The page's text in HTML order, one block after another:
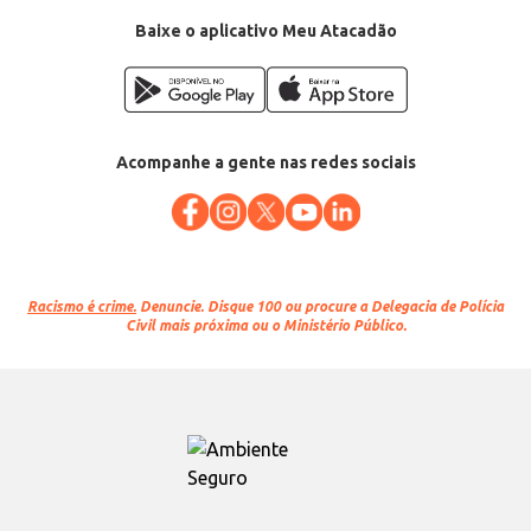
Baixe o aplicativo Meu Atacadão
Acompanhe a gente nas redes sociais
Racismo é crime. Denuncie. Disque 100 ou procure a Delegacia de Polícia
Civil mais próxima ou o Ministério Público.